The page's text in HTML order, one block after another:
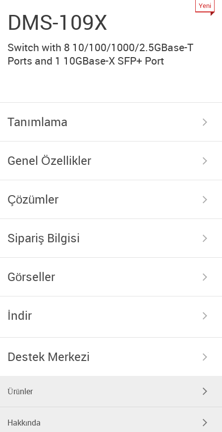
DMS-109X
Yeni
Switch with 8 10/100/1000/2.5GBase-T
Ports and 1 10GBase-X SFP+ Port
Tanımlama
Genel Özellikler
Çözümler
Sipariş Bilgisi
Görseller
İndir
Destek Merkezi
Ürünler
Hakkında